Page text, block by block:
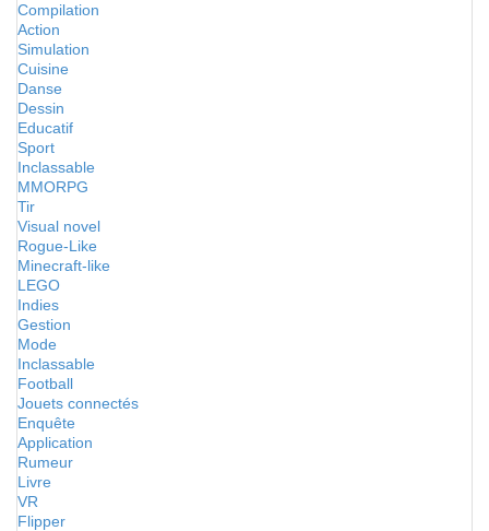
Compilation
Action
Simulation
Cuisine
Danse
Dessin
Educatif
Sport
Inclassable
MMORPG
Tir
Visual novel
Rogue-Like
Minecraft-like
LEGO
Indies
Gestion
Mode
Inclassable
Football
Jouets connectés
Enquête
Application
Rumeur
Livre
VR
Flipper